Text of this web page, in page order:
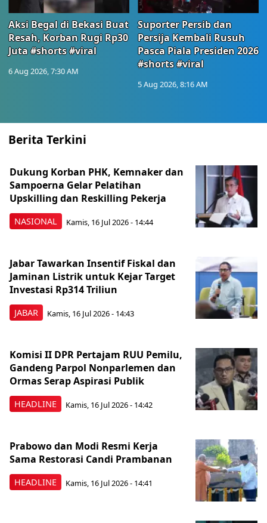
Aksi Begal di Bekasi Buat
Resah, Korban Rugi Rp30
Juta #shorts #viral
6 Aug 2026, 7:30 AM
Suporter Persib dan
Persija Kembali Rusuh
Pasca Piala Presiden 2026
#shorts #viral
5 Aug 2026, 8:16 AM
Berita Terkini
NASIONAL
Dukung Korban PHK, Kemnaker dan
Sampoerna Gelar Pelatihan
Upskilling dan Reskilling Pekerja
Kamis, 16 Jul 2026 - 14:44
JABAR
Jabar Tawarkan Insentif Fiskal dan
Jaminan Listrik untuk Kejar Target
Investasi Rp314 Triliun
Kamis, 16 Jul 2026 - 14:43
HEADLINE
Komisi II DPR Pertajam RUU Pemilu,
Gandeng Parpol Nonparlemen dan
Ormas Serap Aspirasi Publik
Kamis, 16 Jul 2026 - 14:42
HEADLINE
Prabowo dan Modi Resmi Kerja
Sama Restorasi Candi Prambanan
Kamis, 16 Jul 2026 - 14:41